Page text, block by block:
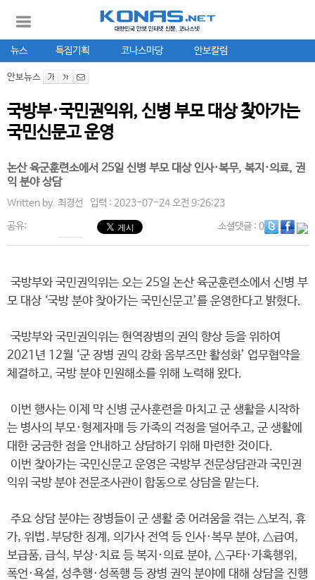
뉴스 특집기획 코나스마당 안보칼럼
안보뉴스
국방부·국민권익위, 신병 부모 대상 찾아가는
국민신문고 운영
논산 육군훈련소에서 25일 신병 부모 대상 인사·복무, 복지·의료, 권
익 분야 상담
Written by. 최경선 입력 : 2023-07-24 오전 9:26:23
공유: 소셜댓글: 0
국방부와 국민권익위는 오는 25일 논산 육군훈련소에서 신병 부
모 대상 ‘국방 분야 찾아가는 국민신문고’를 운영한다고 밝혔다.
국방부와 국민권익위는 현역장병의 권익 향상 등을 위하여
2021년 12월 ‘군 장병 권익 강화 옴부즈만 활성화’ 업무협약을
체결하고, 국방 분야 민원해소를 위해 노력해 왔다.
이번 행사는 이제 막 신병 군사훈련을 마치고 군 생활을 시작하
는 병사의 부모·형제자매 등 가족의 걱정을 덜어주고, 군 생활에
대한 궁금한 점을 안내하고 상담하기 위해 마련한 것이다.
이번 찾아가는 국민신문고 운영은 국방부 전문상담관과 국민권
익위 국방 분야 전문조사관이 합동으로 상담을 맡는다.
주요 상담 분야는 장병들이 군 생활 중 어려움을 겪는 △보직, 휴
가, 위법․부당한 징계, 의가사 전역 등 인사·복무 분야, △급여,
보급품, 급식, 부상·치료 등 복지·의료 분야, △구타·가혹행위,
폭언·욕설, 성추행·성폭행 등 장병 권익 분야에 대해 상담을 진행